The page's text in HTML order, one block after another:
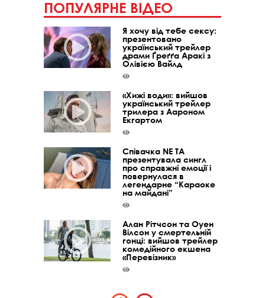
ПОПУЛЯРНЕ ВІДЕО
Я хочу від тебе сексу:
презентовано
український трейлер
драми Ґреґґа Аракі з
Олівією Вайлд
«Хижі води»: вийшов
український трейлер
трилера з Аароном
Екгартом
Співачка NE TA
презентувала сингл
про справжні емоції і
повернулася в
легендарне “Караоке
на майдані”
Алан Рітчсон та Оуен
Вілсон у смертельній
гонці: вийшов трейлер
комедійного екшена
«Перевізник»